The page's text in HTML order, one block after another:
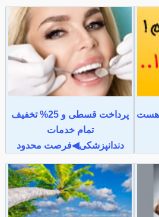
هست
پرداخت قسطی و 25% تخفیف
تمام خدمات
دندانپزشکی◀فرصت محدود